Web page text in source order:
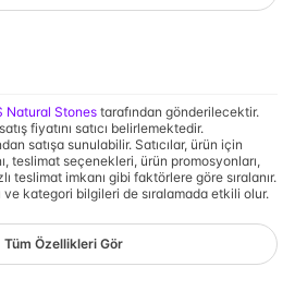
Natural Stones tarafından gönderilecektir.
fiyatını satıcı belirlemektedir.
satışa sunulabilir. Satıcılar, ürün için
teslimat seçenekleri, ürün promosyonları,
teslimat imkanı gibi faktörlere göre sıralanır.
kategori bilgileri de sıralamada etkili olur.
Tüm Özellikleri Gör